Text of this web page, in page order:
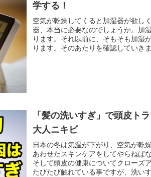
学する！
空気が乾燥してくると加湿器が欲し
器、本当に必要なのでしょうか。加
ります。それ以前に、そもそも加湿
ります。そのあたりを確認していきま
「髪の洗いすぎ」で頭皮ト
大人ニキビ
日本の冬は気温が下がり、空気が乾
あわせたスキンケアをしてやらねば
そして頭皮の健康についてクローズ
たびたび触れている事ですが、洗い